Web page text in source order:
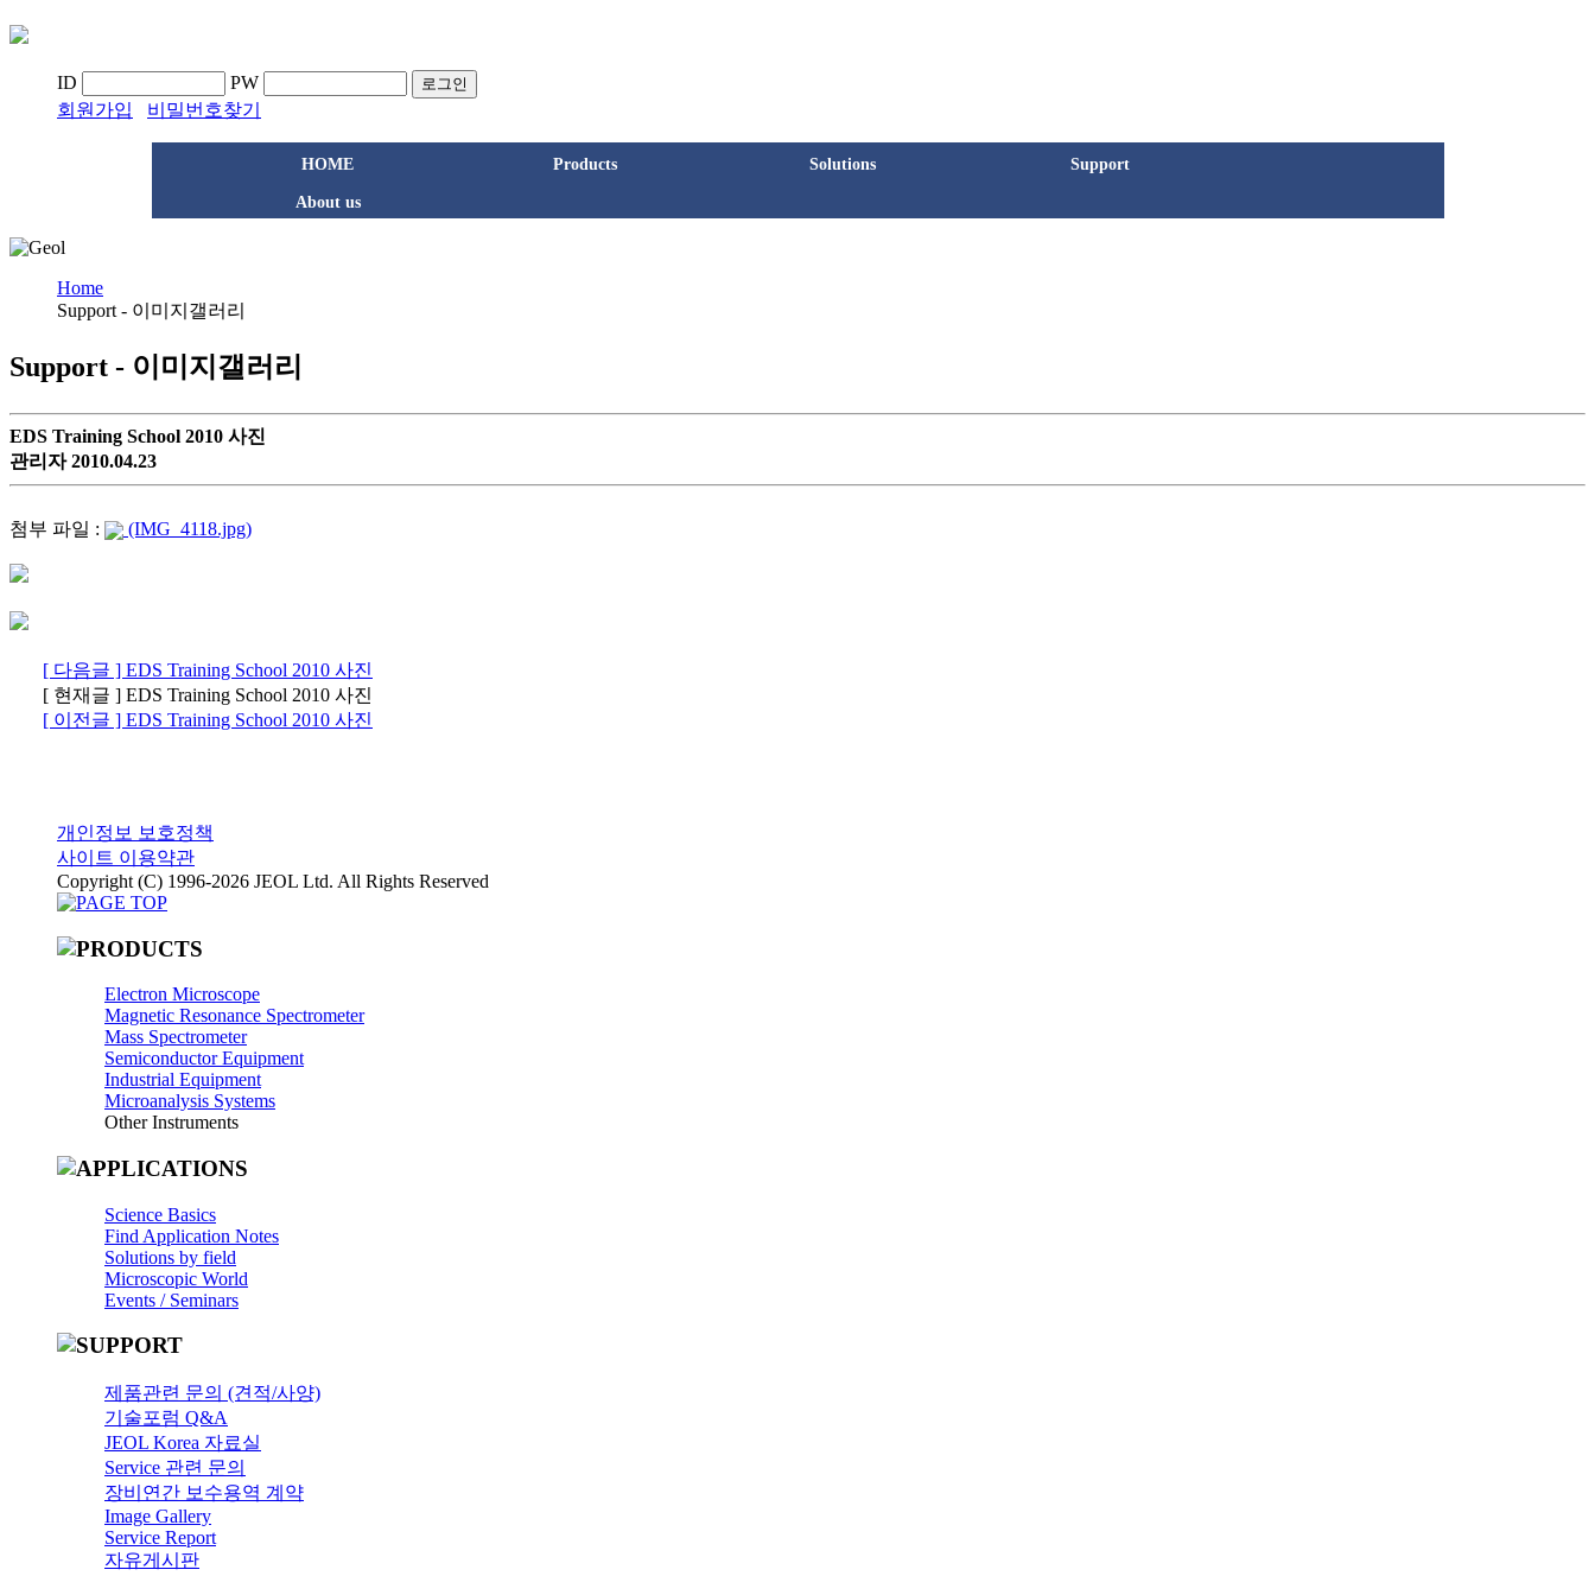
ID PW 로그인
회원가입 비밀번호찾기
HOME Products Solutions Support
About us
Home
Support - 이미지갤러리
Support - 이미지갤러리
EDS Training School 2010 사진
관리자 2010.04.23
첨부 파일 : (IMG_4118.jpg)
[ 다음글 ] EDS Training School 2010 사진
[ 현재글 ] EDS Training School 2010 사진
[ 이전글 ] EDS Training School 2010 사진
개인정보 보호정책
사이트 이용약관
Copyright (C) 1996-2026 JEOL Ltd. All Rights Reserved
Electron Microscope
Magnetic Resonance Spectrometer
Mass Spectrometer
Semiconductor Equipment
Industrial Equipment
Microanalysis Systems
Other Instruments
Science Basics
Find Application Notes
Solutions by field
Microscopic World
Events / Seminars
제품관련 문의 (견적/사양)
기술포럼 Q&A
JEOL Korea 자료실
Service 관련 문의
장비연간 보수용역 계약
Image Gallery
Service Report
자유게시판